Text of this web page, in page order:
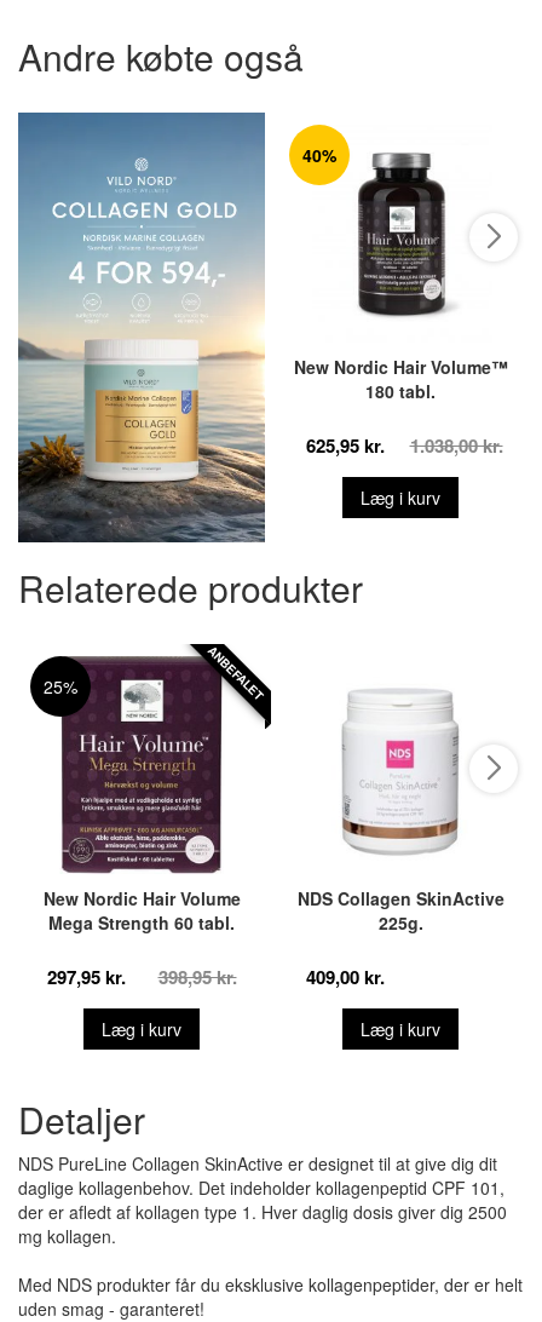
Andre købte også
40%
New Nordic Hair Volume™
180 tabl.
625,95 kr. 1.038,00 kr.
Læg i kurv
Relaterede produkter
25%
New Nordic Hair Volume
Mega Strength 60 tabl.
297,95 kr. 398,95 kr.
Læg i kurv
ANBEFALET
NDS Collagen SkinActive
225g.
409,00 kr.
Læg i kurv
Detaljer
NDS PureLine Collagen SkinActive er designet til at give dig dit
daglige kollagenbehov. Det indeholder kollagenpeptid CPF 101,
der er afledt af kollagen type 1. Hver daglig dosis giver dig 2500
mg kollagen.
Med NDS produkter får du eksklusive kollagenpeptider, der er helt
uden smag - garanteret!